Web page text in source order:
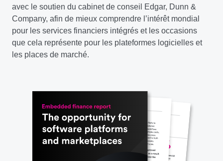
avec le soutien du cabinet de conseil Edgar, Dunn &
Company, afin de mieux comprendre l’intérêt mondial
pour les services financiers intégrés et les occasions
que cela représente pour les plateformes logicielles et
les places de marché.